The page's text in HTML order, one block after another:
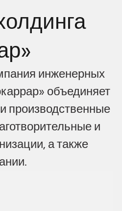
инженерных
объединяет
и производственные
и
а также